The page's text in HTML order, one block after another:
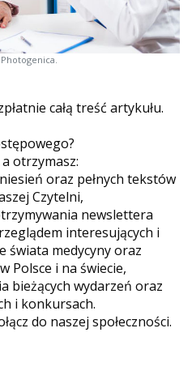
całą treść artykułu.
otrzymasz:
oraz pełnych tekstów
Czytelni,
newslettera
interesujących i
świata medycyny oraz
Polsce i na świecie,
bieżących wydarzeń oraz
i konkursach.
do naszej społeczności.